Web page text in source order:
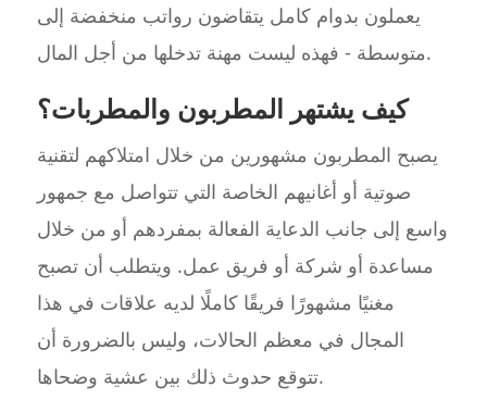
يعملون بدوام كامل يتقاضون رواتب منخفضة إلى
متوسطة - فهذه ليست مهنة تدخلها من أجل المال.
كيف يشتهر المطربون والمطربات؟
يصبح المطربون مشهورين من خلال امتلاكهم لتقنية
صوتية أو أغانيهم الخاصة التي تتواصل مع جمهور
واسع إلى جانب الدعاية الفعالة بمفردهم أو من خلال
مساعدة أو شركة أو فريق عمل. ويتطلب أن تصبح
مغنيًا مشهورًا فريقًا كاملًا لديه علاقات في هذا
المجال في معظم الحالات، وليس بالضرورة أن
تتوقع حدوث ذلك بين عشية وضحاها.